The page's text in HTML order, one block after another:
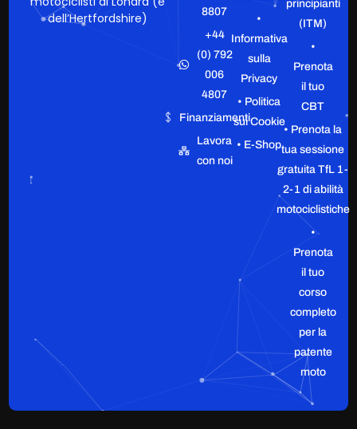
dell’Hertfordshire)
8807
+44
(0) 792
006
4807
Finanziamenti
Lavora
con noi
•
Informativa
sulla
Privacy
• Politica
sui Cookie
• E-Shop
principianti
(ITM)
•
Prenota
il tuo
CBT
• Prenota la
tua sessione
gratuita TfL 1-
2-1 di abilità
motociclistiche
•
Prenota
il tuo
corso
completo
per la
patente
moto